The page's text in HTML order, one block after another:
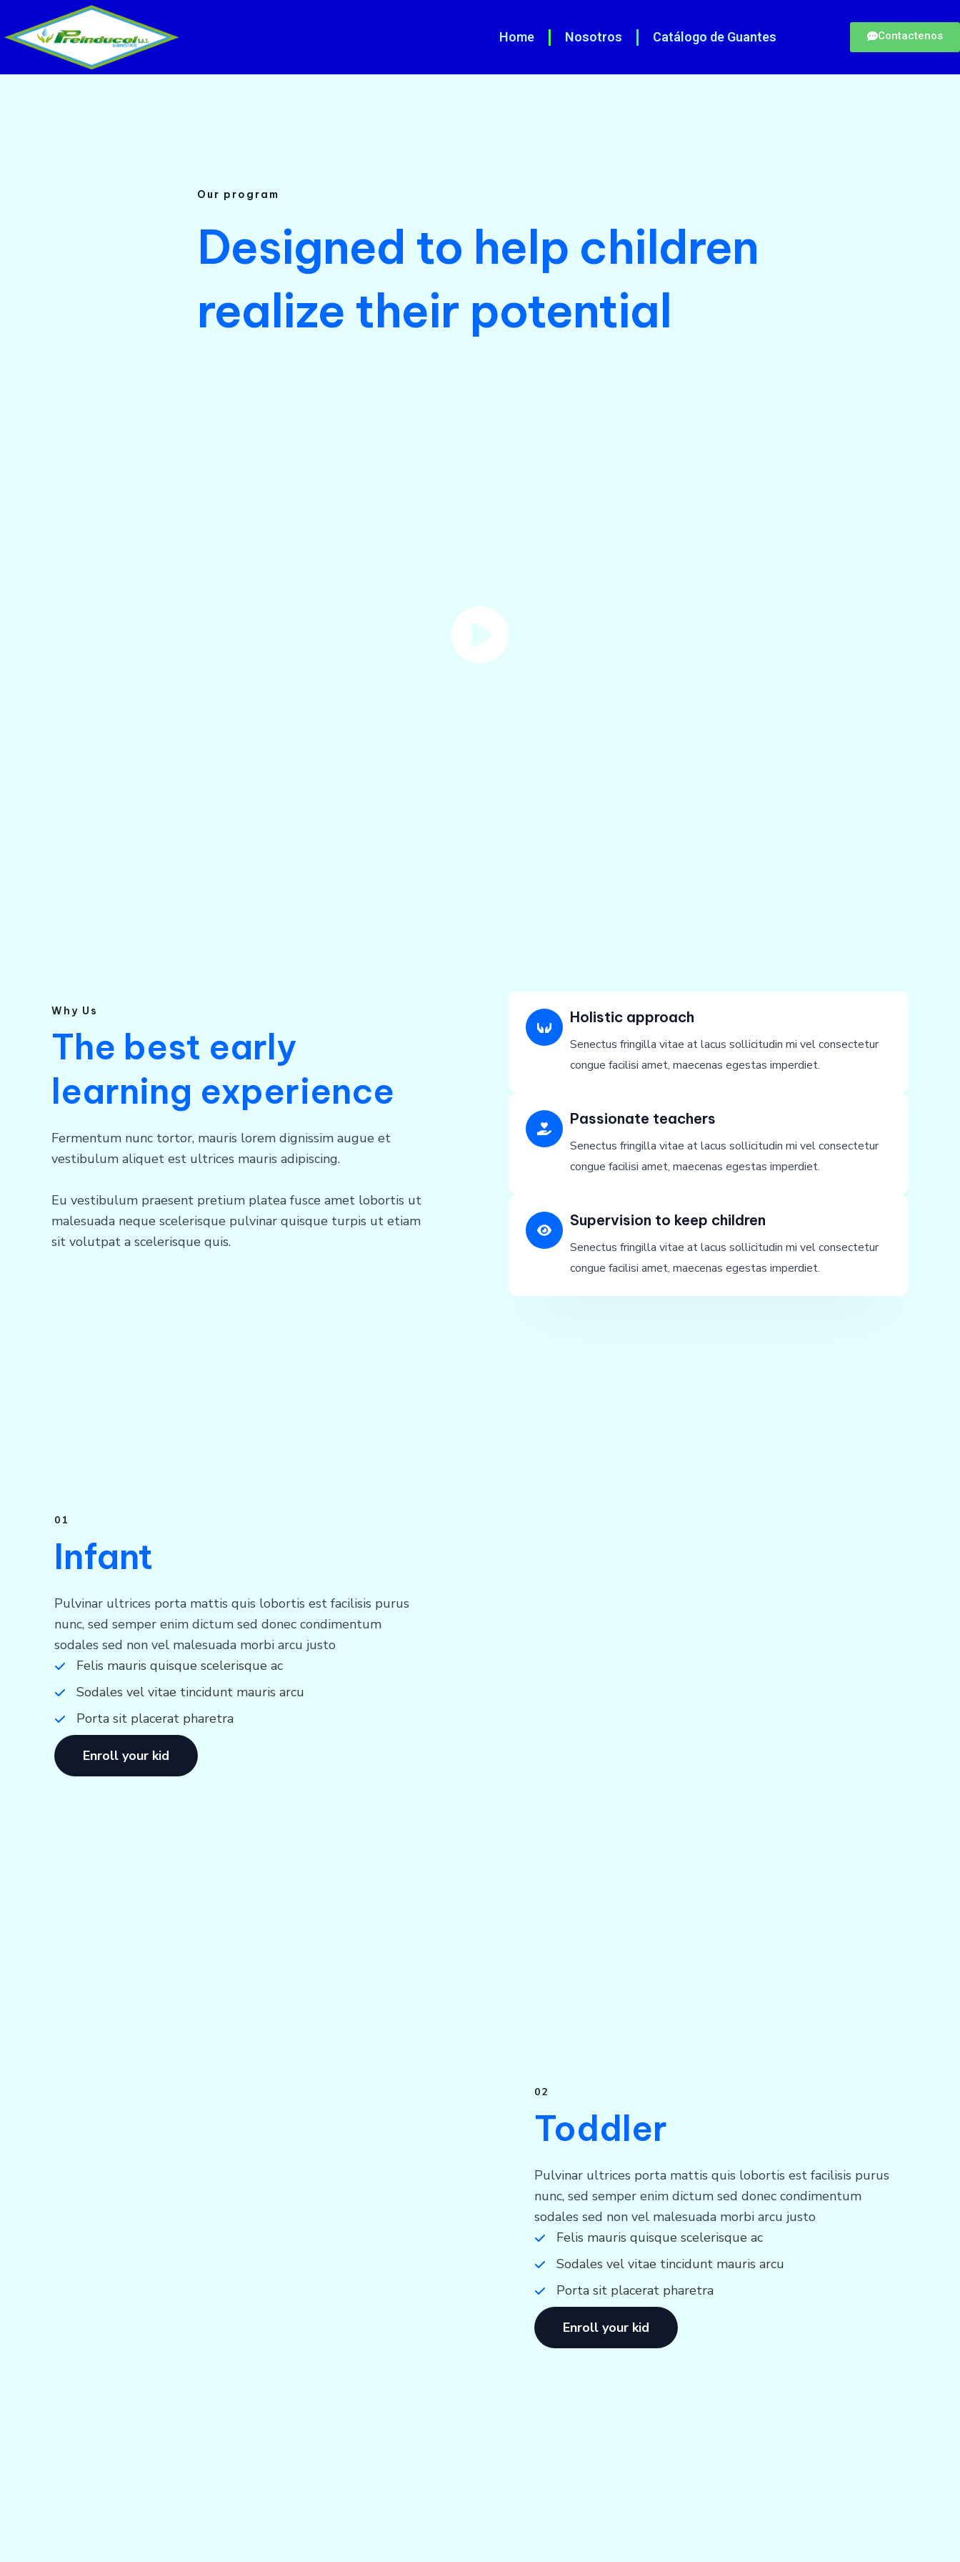
contenido
Home Nosotros Catálogo de Guantes Contactenos
Our program
Designed to help children
realize their potential
Why Us
The best early
learning experience
Fermentum nunc tortor, mauris lorem dignissim augue et
vestibulum aliquet est ultrices mauris adipiscing.
Eu vestibulum praesent pretium platea fusce amet lobortis ut
malesuada neque scelerisque pulvinar quisque turpis ut etiam
sit volutpat a scelerisque quis.
Holistic approach
Senectus fringilla vitae at lacus sollicitudin mi vel consectetur
congue facilisi amet, maecenas egestas imperdiet.
Passionate teachers
Senectus fringilla vitae at lacus sollicitudin mi vel consectetur
congue facilisi amet, maecenas egestas imperdiet.
Supervision to keep children
Senectus fringilla vitae at lacus sollicitudin mi vel consectetur
congue facilisi amet, maecenas egestas imperdiet.
01
Infant
Pulvinar ultrices porta mattis quis lobortis est facilisis purus
nunc, sed semper enim dictum sed donec condimentum
sodales sed non vel malesuada morbi arcu justo
Felis mauris quisque scelerisque ac
Sodales vel vitae tincidunt mauris arcu
Porta sit placerat pharetra
Enroll your kid
02
Toddler
Pulvinar ultrices porta mattis quis lobortis est facilisis purus
nunc, sed semper enim dictum sed donec condimentum
sodales sed non vel malesuada morbi arcu justo
Felis mauris quisque scelerisque ac
Sodales vel vitae tincidunt mauris arcu
Porta sit placerat pharetra
Enroll your kid